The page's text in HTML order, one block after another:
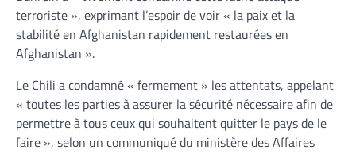
terroriste », exprimant l’espoir de voir « la paix et la
stabilité en Afghanistan rapidement restaurées en
Afghanistan ».
Le Chili a condamné « fermement » les attentats, appelant
« toutes les parties à assurer la sécurité nécessaire afin de
permettre à tous ceux qui souhaitent quitter le pays de le
faire », selon un communiqué du ministère des Affaires